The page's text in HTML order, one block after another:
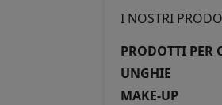
I NOSTRI
PRODOTTI PER
UNGHIE
MAKE-UP